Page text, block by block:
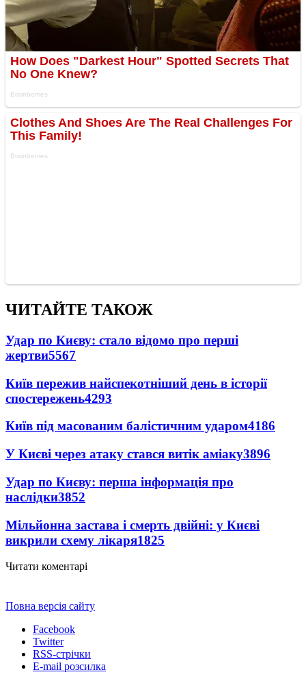
ЧИТАЙТЕ ТАКОЖ
Удар по Києву: стало відомо про перші
жертви5567
Київ пережив найспекотніший день в історії
спостережень4293
Київ під масованим балістичним ударом4186
У Києві через атаку стався витік аміаку3896
Удар по Києву: перша інформація про
наслідки3852
Мільйонна застава і смерть двійні: у Києві
викрили схему лікаря1825
Читати коментарі
Повна версія сайту
Facebook
Twitter
RSS-стрічки
E-mail розсилка